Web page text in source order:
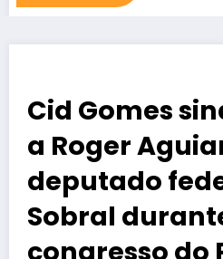
Cid Gomes
a Roger
deputado
Sobral